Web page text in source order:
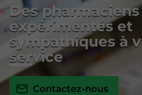
Des pharmaciens
expérimentés et
sympathiques à
service
Contactez-nous